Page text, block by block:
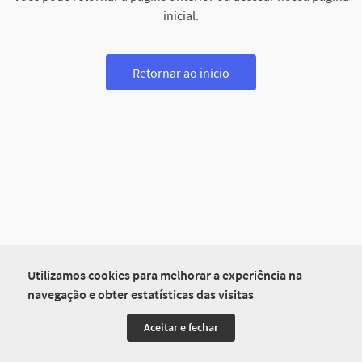
Utilizamos cookies para melhorar a experiência na
navegação e obter estatísticas das visitas
Aceitar e fechar
inicial.
Retornar ao início